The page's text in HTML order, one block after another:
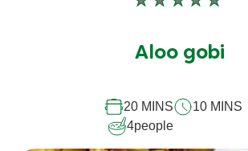
Aucune
soumise
recipe
Aloo gobi
20 MINS
10 MINS
4people